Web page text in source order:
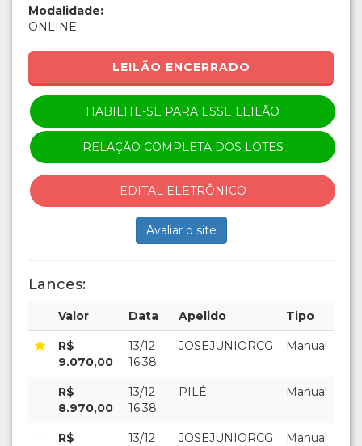
Modalidade:
ONLINE
LEILÃO ENCERRADO
HABILITE-SE PARA ESSE LEILÃO
RELAÇÃO COMPLETA DOS LOTES
EDITAL ELETRÔNICO
Avaliar o site
Lances:
Valor Data Apelido Tipo
R$
9.070,00
13/12
16:38
JOSEJUNIORCG Manual
R$
8.970,00
13/12
16:38
PILÉ Manual
R$
13/12
JOSEJUNIORCG Manual